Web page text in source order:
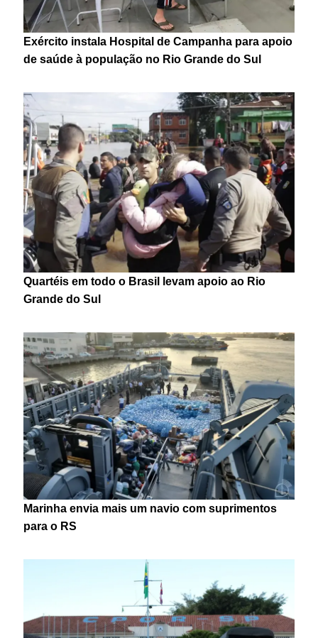
Exército instala Hospital de Campanha para apoio
de saúde à população no Rio Grande do Sul
Quartéis em todo o Brasil levam apoio ao Rio
Grande do Sul
Marinha envia mais um navio com suprimentos
para o RS